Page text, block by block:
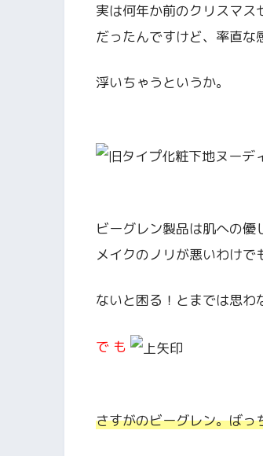
実は何年か前のクリスマ
だったんですけど、率直な
浮いちゃうというか。
ビーグレン製品は肌への
メイクのノリが悪いわけで
ないと困る！とまでは思わ
で も
さすがのビーグレン。ばっ